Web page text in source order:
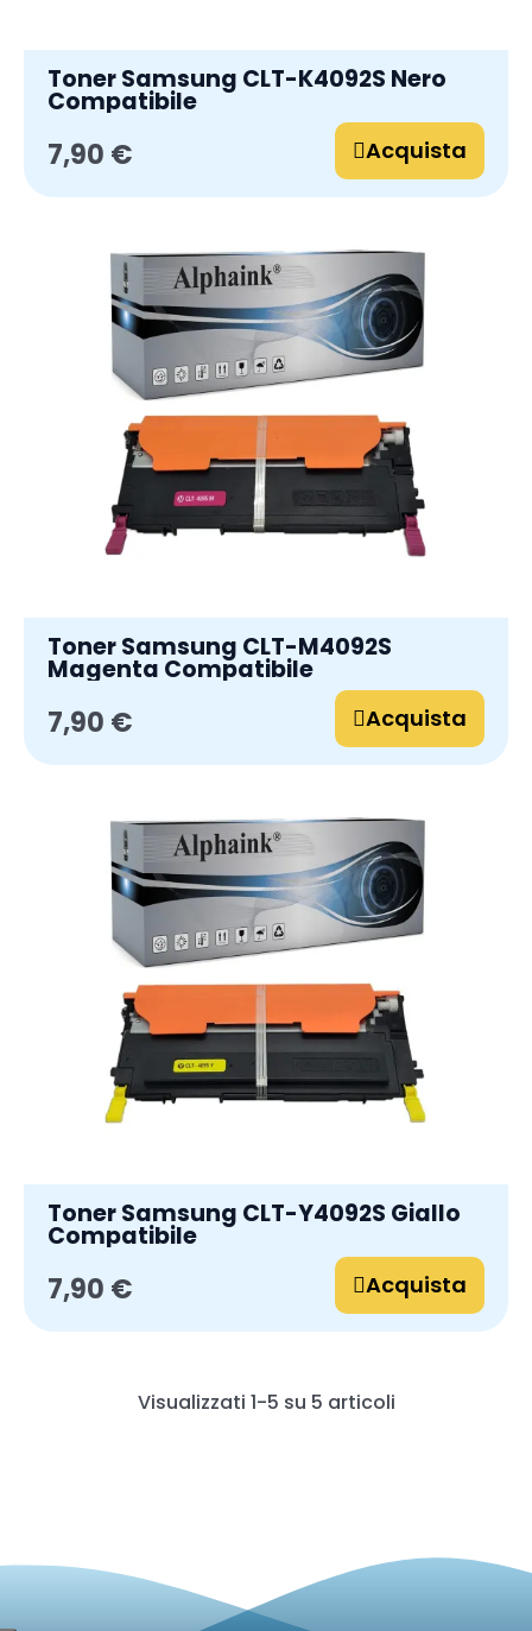
Toner Samsung CLT-K4092S Nero
Compatibile
7,90 € Acquista
Toner Samsung CLT-M4092S
Magenta Compatibile
7,90 € Acquista
Toner Samsung CLT-Y4092S Giallo
Compatibile
7,90 € Acquista
Visualizzati 1-5 su 5 articoli